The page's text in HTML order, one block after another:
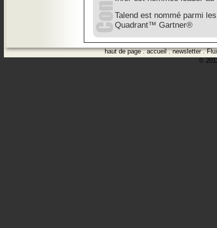
Talend est nommé parmi
Quadrant™ Gartner®
haut de page.accueil.newsletter.
©